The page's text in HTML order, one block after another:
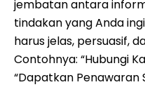
jembatan antara
tindakan yang Anda
harus jelas, persuasif,
Contohnya: “Hubungi
“Dapatkan Penawaran